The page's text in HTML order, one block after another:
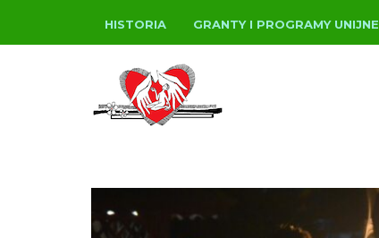
HISTORIA GRANTY I PROGRAMY UNIJNE